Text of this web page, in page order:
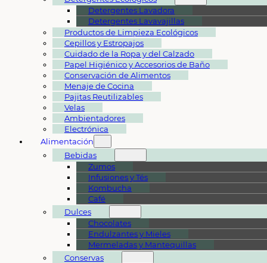
Detergentes Lavadora
Detergentes Lavavajillas
Productos de Limpieza Ecológicos
Cepillos y Estropajos
Cuidado de la Ropa y del Calzado
Papel Higiénico y Accesorios de Baño
Conservación de Alimentos
Menaje de Cocina
Pajitas Reutilizables
Velas
Ambientadores
Electrónica
Alimentación
Bebidas
Zumos
Infusiones y Tés
Kombucha
Café
Dulces
Chocolates
Endulzantes y Mieles
Mermeladas y Mantequillas
Conservas